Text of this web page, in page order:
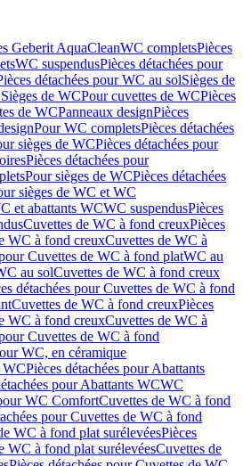
Geberit AquaCleanWC completsPièces
WC suspendusPièces détachées pour
détachées pour WC au solSièges de
de WCPour cuvettes de WCPièces
de WCPanneaux designPièces
Pour WC completsPièces détachées
sièges de WCPièces détachées pour
Pièces détachées pour
Pour sièges de WCPièces détachées
sièges de WC et WC
et abattants WCWC suspendusPièces
Cuvettes de WC à fond creuxPièces
WC à fond creuxCuvettes de WC à
Cuvettes de WC à fond platWC au
au solCuvettes de WC à fond creux
détachées pour Cuvettes de WC à fond
Cuvettes de WC à fond creuxPièces
WC à fond creuxCuvettes de WC à
Cuvettes de WC à fond
WC, en céramique
WCPièces détachées pour Abattants
pour Abattants WCWC
WC ComfortCuvettes de WC à fond
pour Cuvettes de WC à fond
WC à fond plat surélevéesPièces
WC à fond plat surélevéesCuvettes de